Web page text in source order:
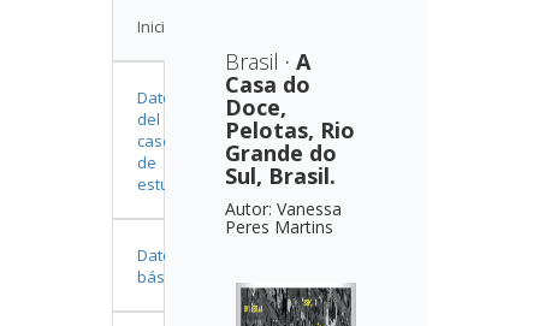
Inicio
Datos
del
caso
de
estudio
Datos
básicos
Brasil · A
Casa do
Doce,
Pelotas, Rio
Grande do
Sul, Brasil.
Autor: Vanessa
Peres Martins